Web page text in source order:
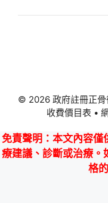
© 2026 政府註冊正骨
收費價目表 •
免責聲明 ：本文內容
療建議、診斷或治療。
格